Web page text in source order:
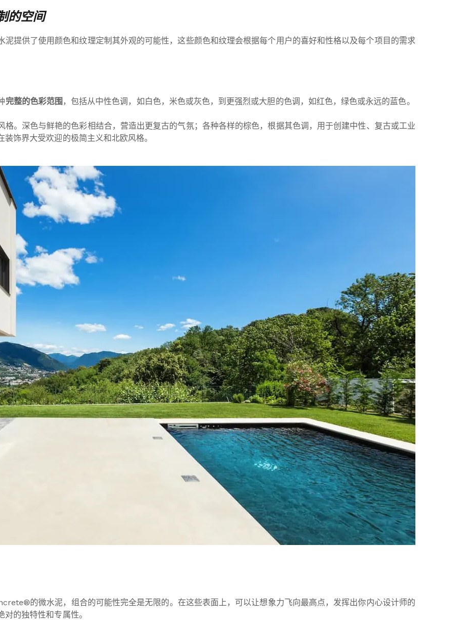
的空间
泥提供了使用颜色和纹理定制其外观的可能性，这些颜色和纹理会根据每个用户的喜好和性格以及每个项目的需求
完整的色彩范围 ，包括从中性色调，如白色，米色或灰色，到更强烈或大胆的色调，如红色，绿色或永远的蓝色。
。深色与鲜艳的色彩相结合，营造出更复古的气氛；各种各样的棕色，根据其色调，用于创建中性、复古或工业
饰界大受欢迎的极简主义和北欧风格。
的微水泥，组合的可能性完全是无限的。在这些表面上，可以让想象力飞向最高点，发挥出你内心设计师的
的独特性和专属性。